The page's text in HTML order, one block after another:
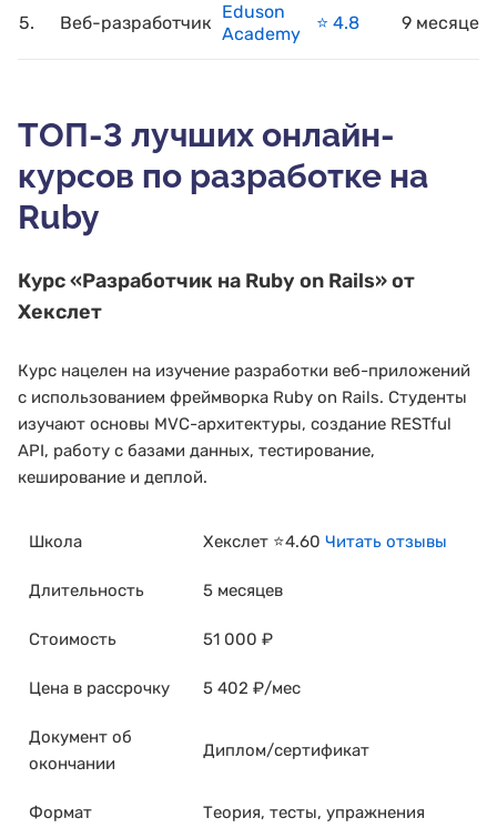
5. Веб-разработчик
Eduson
Academy
⭐️ 4.8 9 месяцев
ТОП-3 лучших онлайн-
курсов по разработке на
Ruby
Курс«Разработчик на Ruby on Rails»от
Хекслет
Курс нацелен на изучение разработки веб-приложений
с использованием фреймворка Ruby on Rails. Студенты
изучают основы MVC-архитектуры, создание RESTful
API, работу с базами данных, тестирование,
кеширование и деплой.
Школа Хекслет ⭐4.60 Читать отзывы
Длительность 5 месяцев
Стоимость 51 000 ₽
Цена в рассрочку 5 402 ₽/мес
Документ об
окончании
Диплом/сертификат
Формат Теория, тесты, упражнения